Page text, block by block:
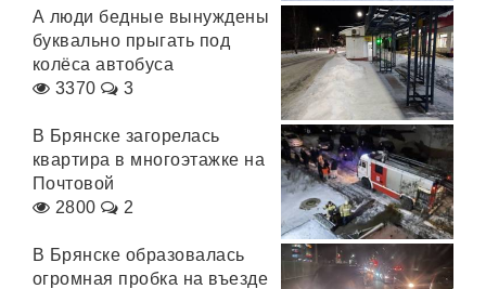
А люди бедные вынуждены
буквально прыгать под
колёса автобуса
3370
3
В Брянске загорелась
квартира в многоэтажке на
Почтовой
2800
2
В Брянске образовалась
огромная пробка на въезде